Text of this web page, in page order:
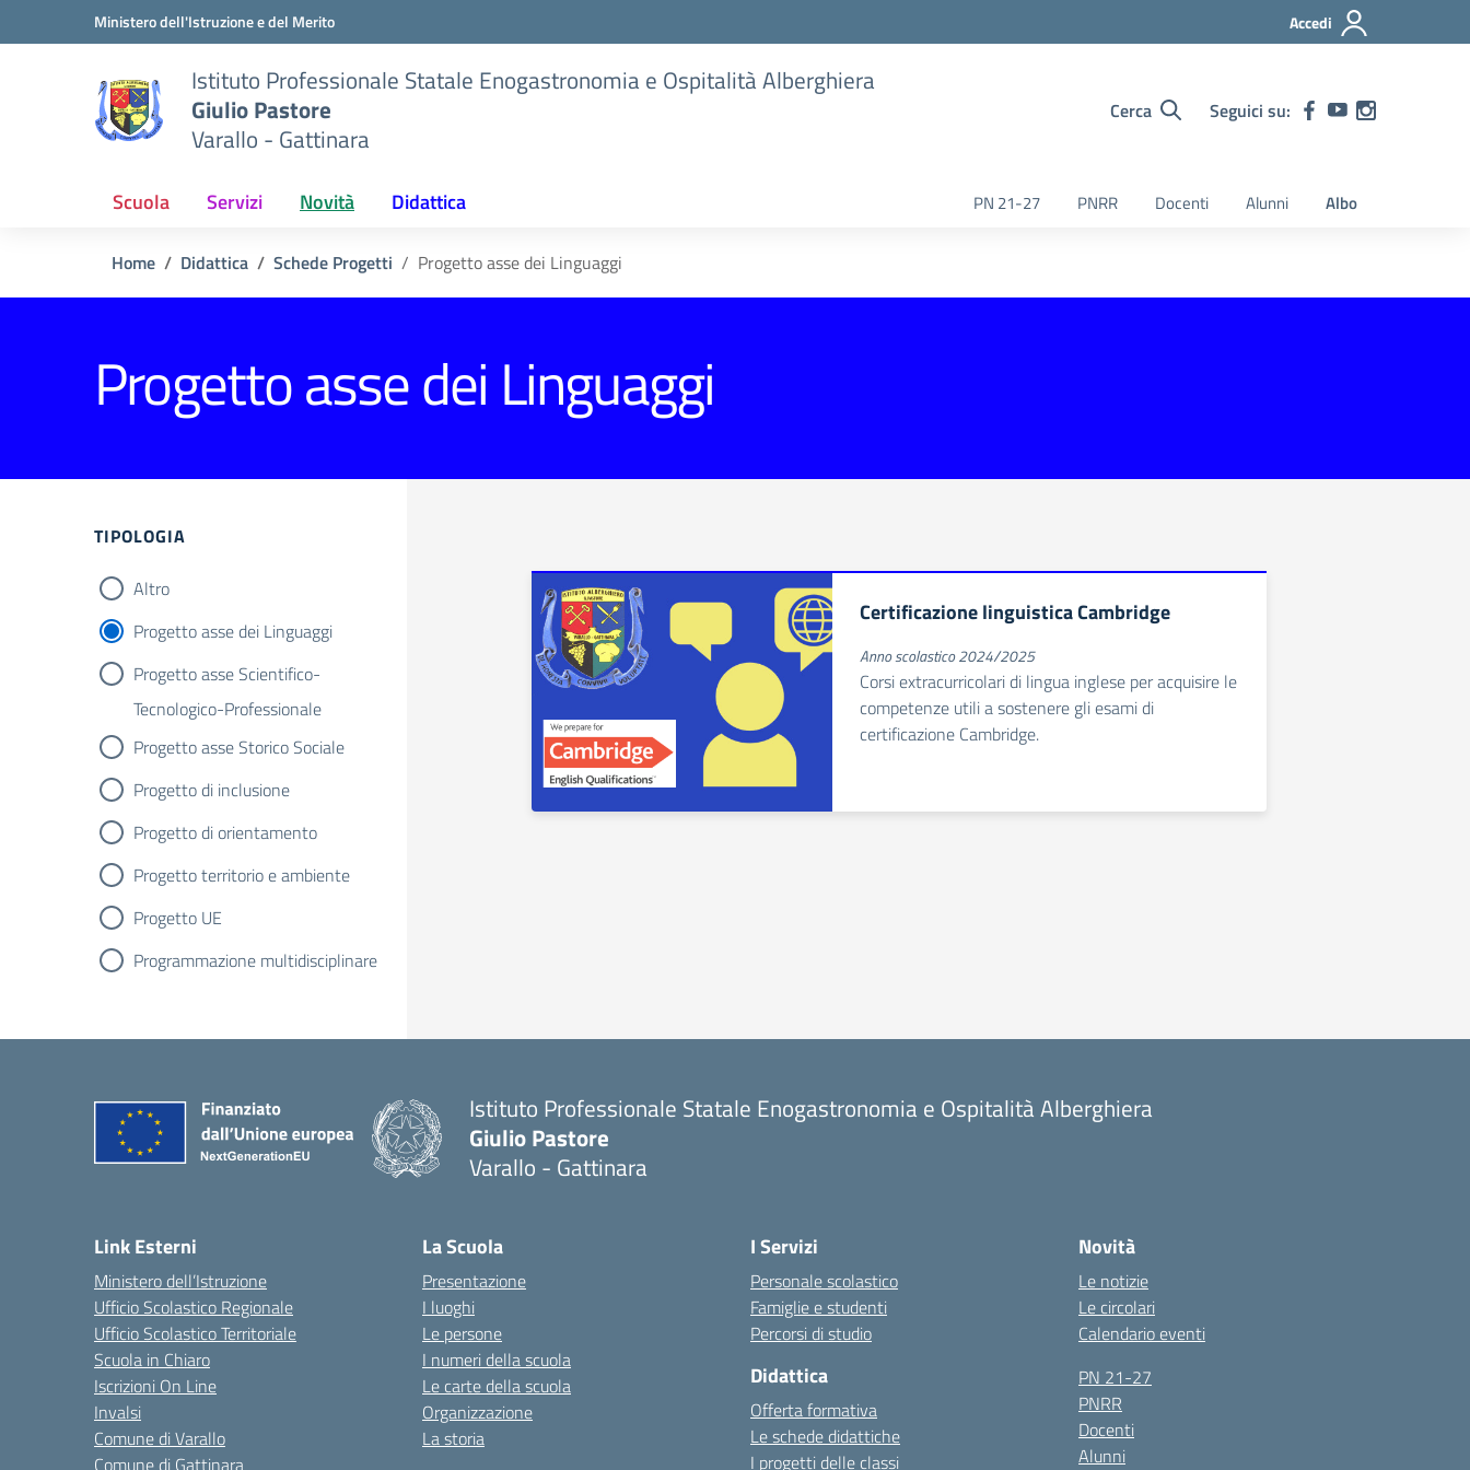
Vai ai contenuti
Vai al menu di navigazioneMinistero dell'Istruzione e del Merito Accedi
Istituto Professionale Statale Enogastronomia e Ospitalità Alberghiera
Giulio Pastore
Varallo - Gattinara
Cerca Seguici su:
Scuola Servizi Novità Didattica PN 21-27 PNRR Docenti Alunni Albo
Home Didattica Schede Progetti Progetto asse dei Linguaggi
Progetto asse dei Linguaggi
TIPOLOGIA
Altro
Progetto asse dei Linguaggi
Progetto asse Scientifico-
Tecnologico-Professionale
Progetto asse Storico Sociale
Progetto di inclusione
Progetto di orientamento
Progetto territorio e ambiente
Progetto UE
Programmazione multidisciplinare
Certificazione linguistica Cambridge
Anno scolastico 2024/2025
Corsi extracurricolari di lingua inglese per acquisire le
competenze utili a sostenere gli esami di
certificazione Cambridge.
Istituto Professionale Statale Enogastronomia e Ospitalità Alberghiera
Giulio Pastore
Varallo - Gattinara
Link Esterni
Ministero dell’Istruzione
Ufficio Scolastico Regionale
Ufficio Scolastico Territoriale
Scuola in Chiaro
Iscrizioni On Line
Invalsi
Comune di Varallo
Comune di Gattinara
La Scuola
Presentazione
I luoghi
Le persone
I numeri della scuola
Le carte della scuola
Organizzazione
La storia
I Servizi
Personale scolastico
Famiglie e studenti
Percorsi di studio
Didattica
Offerta formativa
Le schede didattiche
I progetti delle classi
Novità
Le notizie
Le circolari
Calendario eventi
PN 21-27
PNRR
Docenti
Alunni